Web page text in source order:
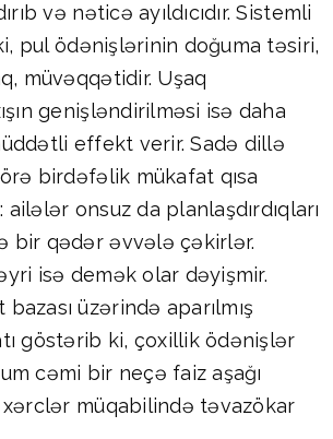
və nəticə ayıldıcıdır. Sistemli
pul ödənişlərinin doğuma təsiri,
müvəqqətidir. Uşaq
genişləndirilməsi isə daha
effekt verir. Sadə dillə
birdəfəlik mükafat qısa
ailələr onsuz da planlaşdırdıqları
bir qədər əvvələ çəkirlər.
isə demək olar dəyişmir.
üzərində aparılmış
göstərib ki, çoxillik ödənişlər
cəmi bir neçə faiz aşağı
xərclər müqabilində təvazökar